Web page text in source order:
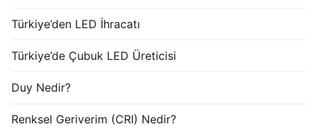
Türkiye’den LED İhracatı
Türkiye’de Çubuk LED Üreticisi
Duy Nedir?
Renksel Geriverim (CRI) Nedir?